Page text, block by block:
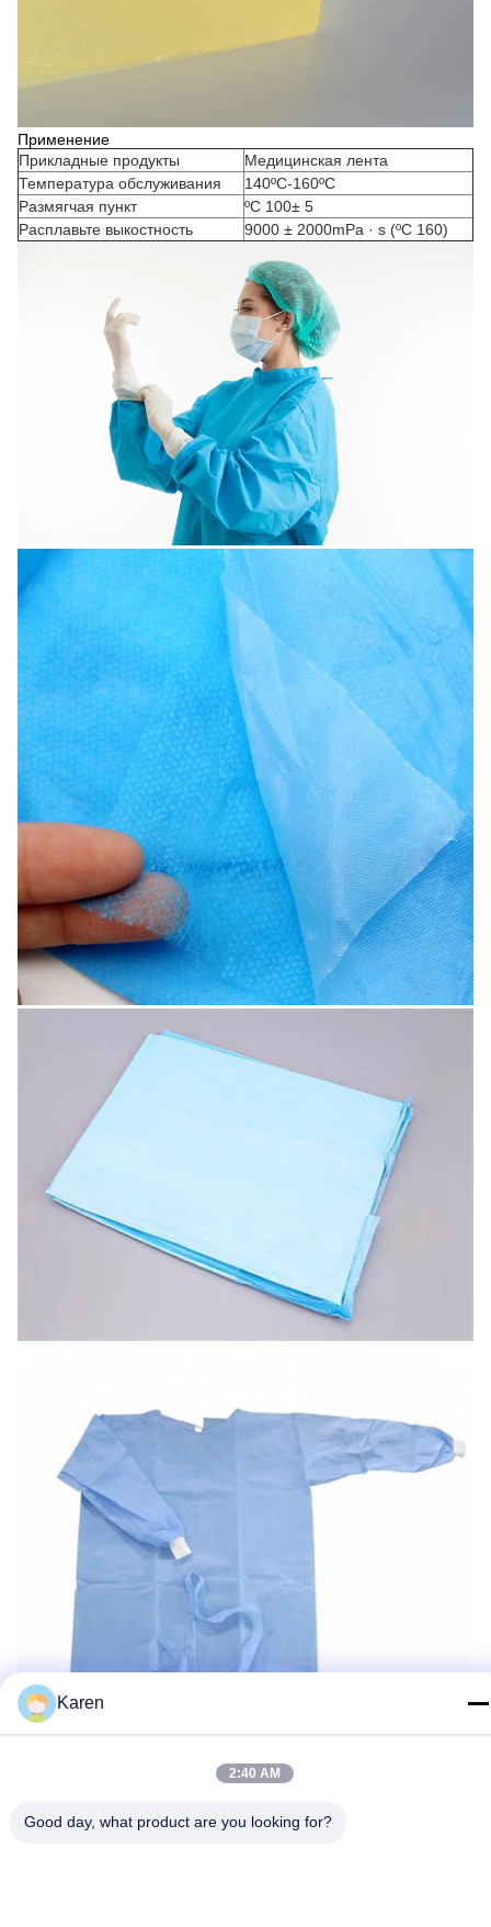
Применение
Прикладные продукты
Медицинская лента
Температура обслуживания
140ºC-160ºC
Размягчая пункт
ºC 100± 5
Расплавьте выкостность
9000 ± 2000mPa · s (ºC 160)
Karen
2:40 AM
Good day, what product are you looking for?